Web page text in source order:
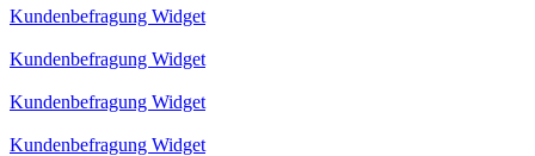
Kundenbefragung Widget
Kundenbefragung Widget
Kundenbefragung Widget
Kundenbefragung Widget